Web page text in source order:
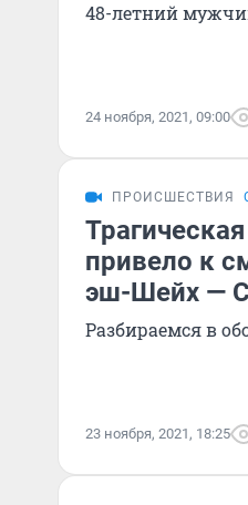
48-летний
24 ноября, 2021, 09:00
ПРОИСШЕСТВИЯ
привело к
эш-Шейх —
Разбираемся в
23 ноября, 2021, 18:25